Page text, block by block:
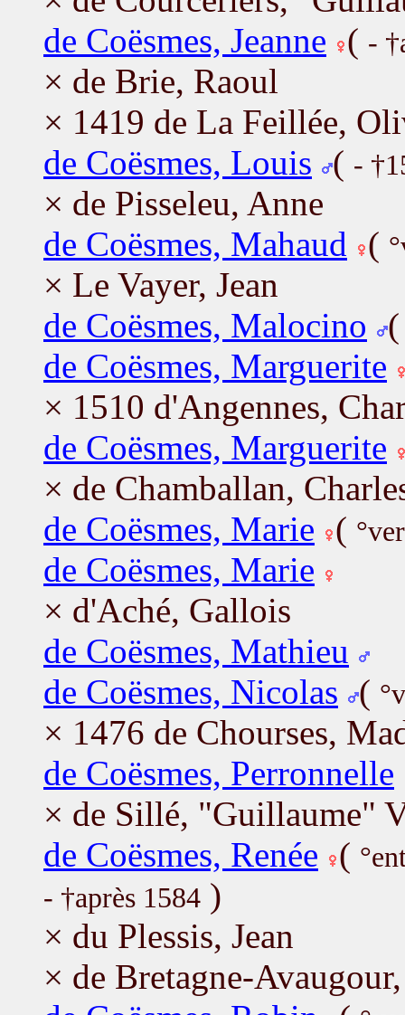
de Coësmes, Jeanne ( -
× de Brie, Raoul
× 1419 de La Feillée,
de Coësmes, Louis ( -
× de Pisseleu, Anne
de Coësmes, Mahaud
(
× Le Vayer, Jean
de Coësmes, Malocino
de Coësmes, Marguerite
× 1510 d'Angennes,
de Coësmes, Marguerite
× de Chamballan,
de Coësmes, Marie (
de Coësmes, Marie
× d'Aché, Gallois
de Coësmes, Mathieu
de Coësmes, Nicolas (
× 1476 de Chourses,
de Coësmes, Perronnelle
× de Sillé, "Guillaume"
de Coësmes, Renée (
- †après 1584 )
× du Plessis, Jean
× de Bretagne-